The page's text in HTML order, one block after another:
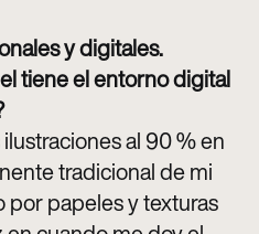
y digitales.
tiene el entorno digital
al 90 % en
tradicional de mi
papeles y texturas